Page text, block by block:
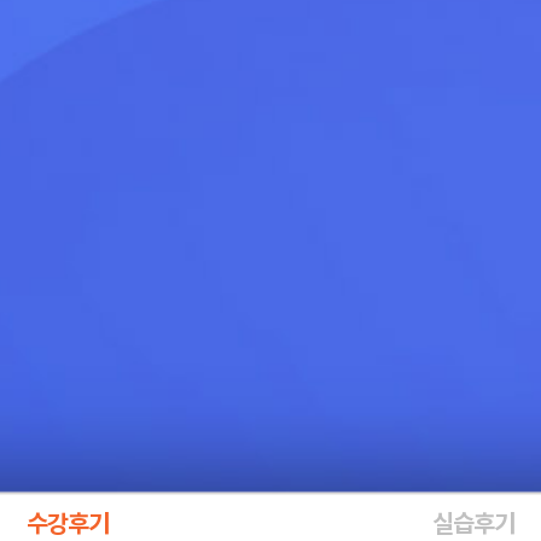
수강후기 실습후기